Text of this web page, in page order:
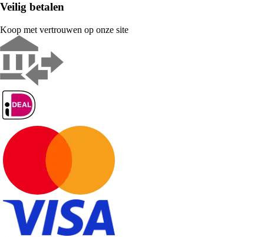
Veilig betalen
Koop met vertrouwen op onze site